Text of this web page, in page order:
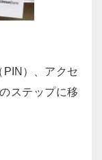
PIN）、アクセ
ステップに移